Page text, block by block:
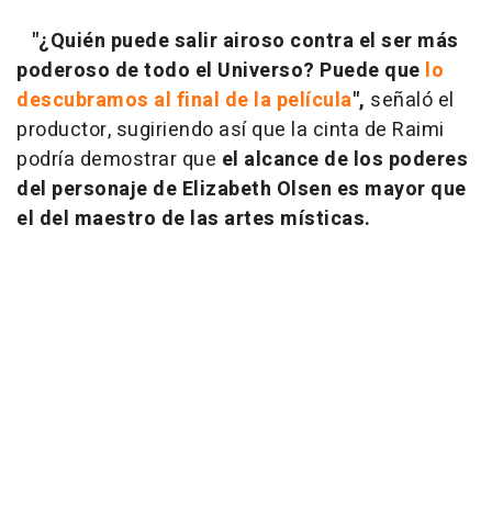
"¿Quién puede salir airoso contra el ser más
poderoso de todo el Universo? Puede que lo
descubramos al final de la película", señaló el
productor, sugiriendo así que la cinta de Raimi
podría demostrar que el alcance de los poderes
del personaje de Elizabeth Olsen es mayor que
el del maestro de las artes místicas.